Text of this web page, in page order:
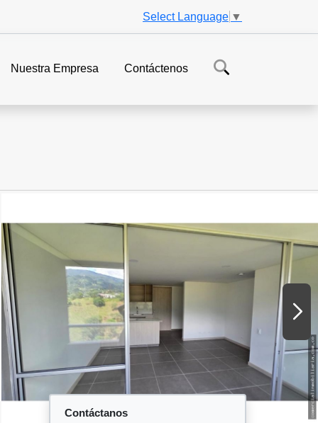
Select Language ▼
Nuestra Empresa Contáctenos
Contáctanos